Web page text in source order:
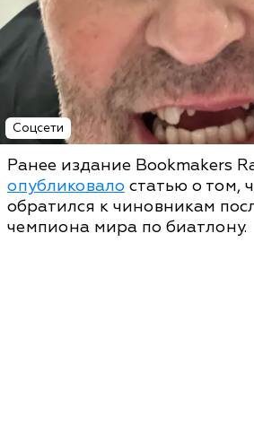
Соцсети
Ранее издание Bookmakers
опубликовало статью о том,
обратился к чиновникам
чемпиона мира по биатлону.